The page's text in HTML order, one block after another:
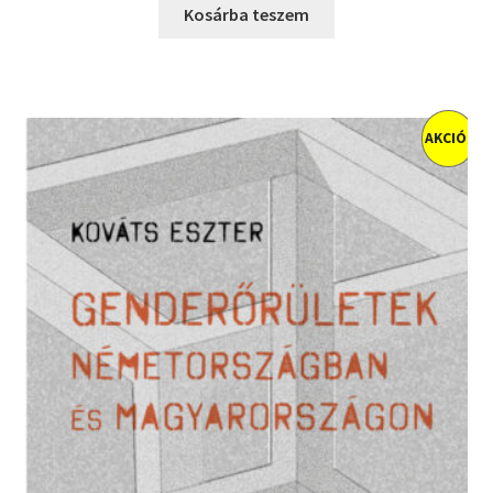
was:
is:
Kosárba teszem
AKCIÓ!